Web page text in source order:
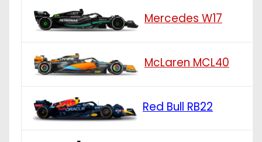
Mercedes W17
McLaren MCL40
Red Bull RB22